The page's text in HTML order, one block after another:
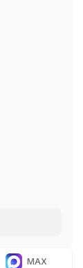
MAX